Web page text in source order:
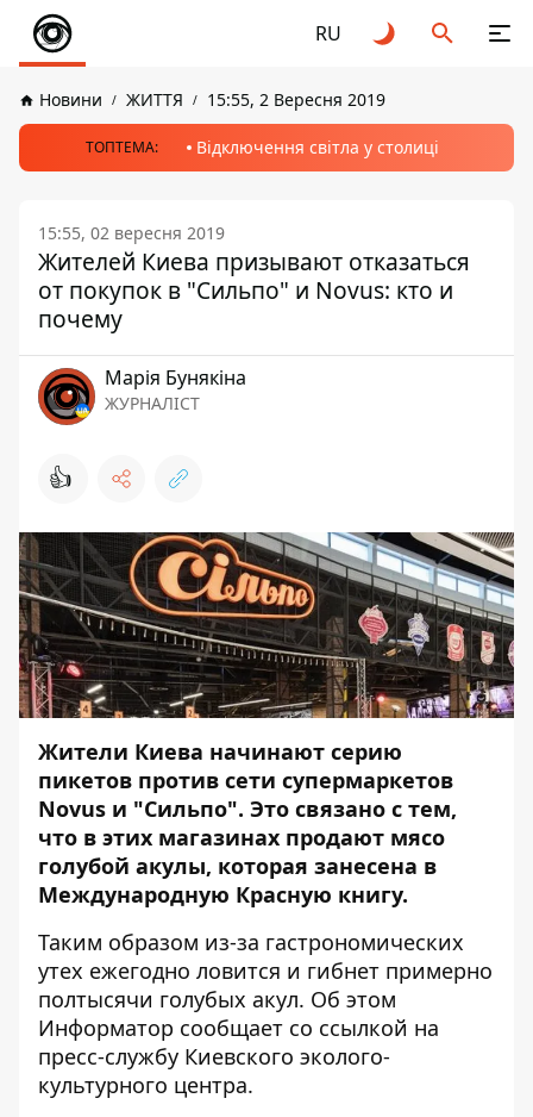
RU
Новини ЖИТТЯ 15:55, 2 Вересня 2019
ТОПТЕМА: Відключення світла у столиці
15:55, 02 вересня 2019
Жителей Киева призывают отказаться
от покупок в "Сильпо" и Novus: кто и
почему
Марія Бунякіна
ЖУРНАЛІСТ
👍
Жители Киева начинают серию
пикетов против сети супермаркетов
Novus и "Сильпо". Это связано с тем,
что в этих магазинах продают мясо
голубой акулы, которая занесена в
Международную Красную книгу.
Таким образом из-за гастрономических
утех ежегодно ловится и гибнет примерно
полтысячи голубых акул. Об этом
Информатор сообщает со ссылкой на
пресс-службу Киевского эколого-
культурного центра.